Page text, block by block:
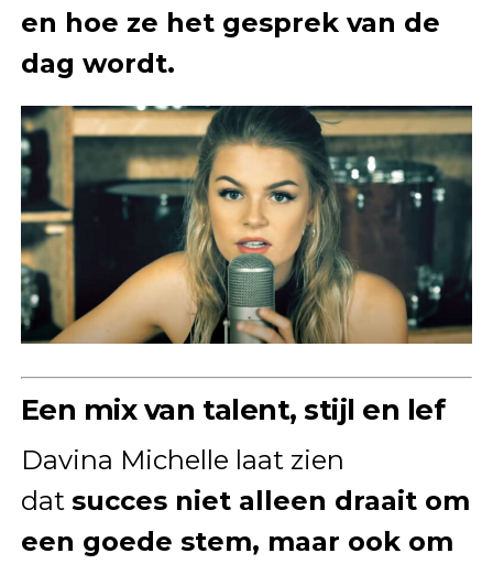
en hoe ze het gesprek van de
dag wordt.
Een mix van talent, stijl en lef
Davina Michelle laat zien
dat succes niet alleen draait om
een goede stem, maar ook om